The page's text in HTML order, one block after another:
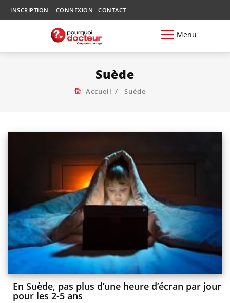
INSCRIPTION CONNEXION CONTACT
Menu
Suède
Accueil Suède
En Suède, pas plus d’une heure d’écran par jour
pour les 2-5 ans